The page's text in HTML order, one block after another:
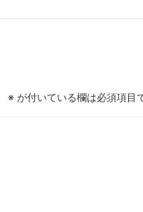
※ が付いている欄は必須項目